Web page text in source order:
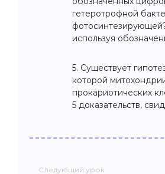
гетеротрофной
используя
5. Существует
которой
прокариотических
5 доказательств,
Следующий урок